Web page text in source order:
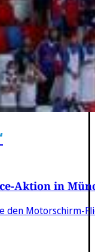
Aktion in
den Motorschirm-